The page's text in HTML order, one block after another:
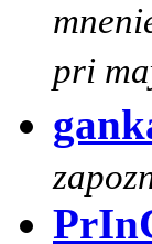
pri